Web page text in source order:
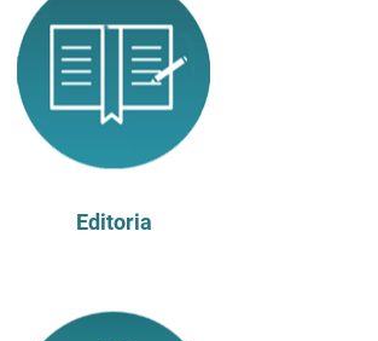
Editoria